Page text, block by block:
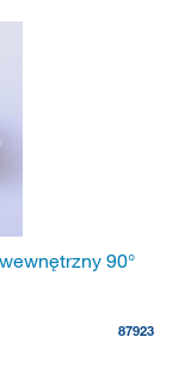
90°
87923